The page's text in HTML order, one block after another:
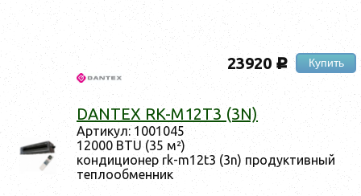
23920 c Купить
DANTEX RK-M12T3 (3N)
Ар­ти­кул: 1001045
12000 BTU (35 м²)
кон­ди­ци­онер rk-m12t3 (3n) про­дук­тивный
теп­ло­об­менник